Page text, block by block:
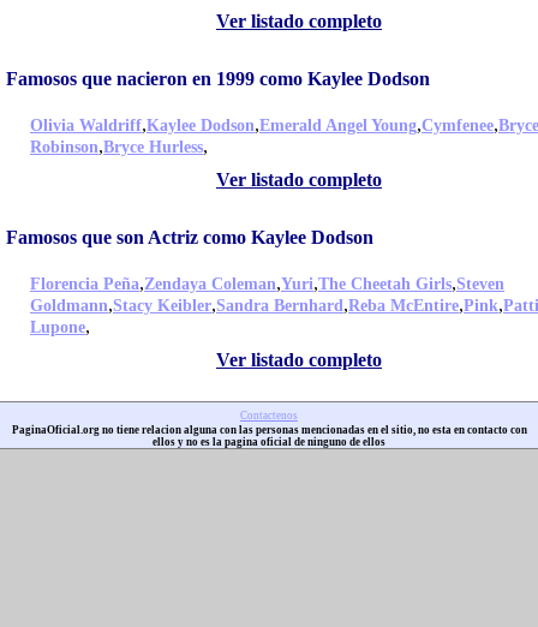
Ver listado completo
Famosos que nacieron en 1999 como Kaylee Dodson
Olivia Waldriff,Kaylee Dodson,Emerald Angel Young,Cymfenee,Bryce
Robinson,Bryce Hurless,
Ver listado completo
Famosos que son Actriz como Kaylee Dodson
Florencia Peña,Zendaya Coleman,Yuri,The Cheetah Girls,Steven
Goldmann,Stacy Keibler,Sandra Bernhard,Reba McEntire,Pink,Patti
Lupone,
Ver listado completo
Contactenos
PaginaOficial.org no tiene relacion alguna con las personas mencionadas en el sitio, no esta en contacto con
ellos y no es la pagina oficial de ninguno de ellos